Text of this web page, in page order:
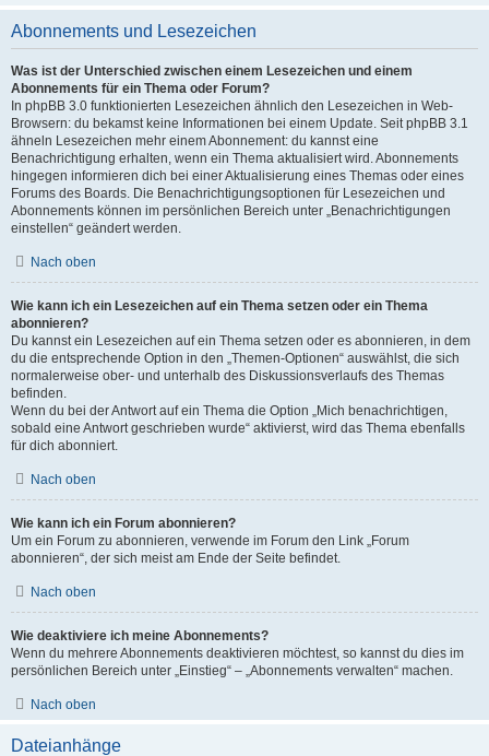
Abonnements und Lesezeichen
Was ist der Unterschied zwischen einem Lesezeichen und einem
Abonnements für ein Thema oder Forum?
In phpBB 3.0 funktionierten Lesezeichen ähnlich den Lesezeichen in Web-
Browsern: du bekamst keine Informationen bei einem Update. Seit phpBB 3.1
ähneln Lesezeichen mehr einem Abonnement: du kannst eine
Benachrichtigung erhalten, wenn ein Thema aktualisiert wird. Abonnements
hingegen informieren dich bei einer Aktualisierung eines Themas oder eines
Forums des Boards. Die Benachrichtigungsoptionen für Lesezeichen und
Abonnements können im persönlichen Bereich unter „Benachrichtigungen
einstellen“ geändert werden.
Nach oben
Wie kann ich ein Lesezeichen auf ein Thema setzen oder ein Thema
abonnieren?
Du kannst ein Lesezeichen auf ein Thema setzen oder es abonnieren, in dem
du die entsprechende Option in den „Themen-Optionen“ auswählst, die sich
normalerweise ober- und unterhalb des Diskussionsverlaufs des Themas
befinden.
Wenn du bei der Antwort auf ein Thema die Option „Mich benachrichtigen,
sobald eine Antwort geschrieben wurde“ aktivierst, wird das Thema ebenfalls
für dich abonniert.
Nach oben
Wie kann ich ein Forum abonnieren?
Um ein Forum zu abonnieren, verwende im Forum den Link „Forum
abonnieren“, der sich meist am Ende der Seite befindet.
Nach oben
Wie deaktiviere ich meine Abonnements?
Wenn du mehrere Abonnements deaktivieren möchtest, so kannst du dies im
persönlichen Bereich unter „Einstieg“ – „Abonnements verwalten“ machen.
Nach oben
Dateianhänge